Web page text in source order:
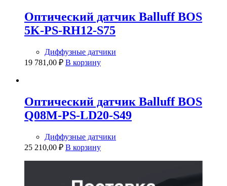
Оптический датчик Balluff BOS
5K-PS-RH12-S75
Диффузные датчики
19 781,00 ₽ В корзину
Оптический датчик Balluff BOS
Q08M-PS-LD20-S49
Диффузные датчики
25 210,00 ₽ В корзину